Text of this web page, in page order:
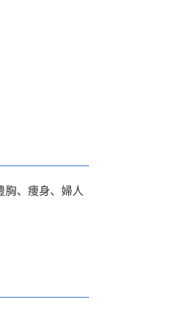
胸、痩身、婦人